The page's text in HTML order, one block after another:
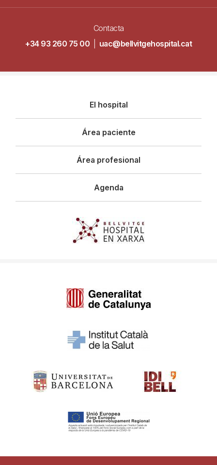
Contacta
+34 93 260 75 00
uac@bellvitgehospital.cat
principal
El hospital
Área paciente
Área profesional
Agenda